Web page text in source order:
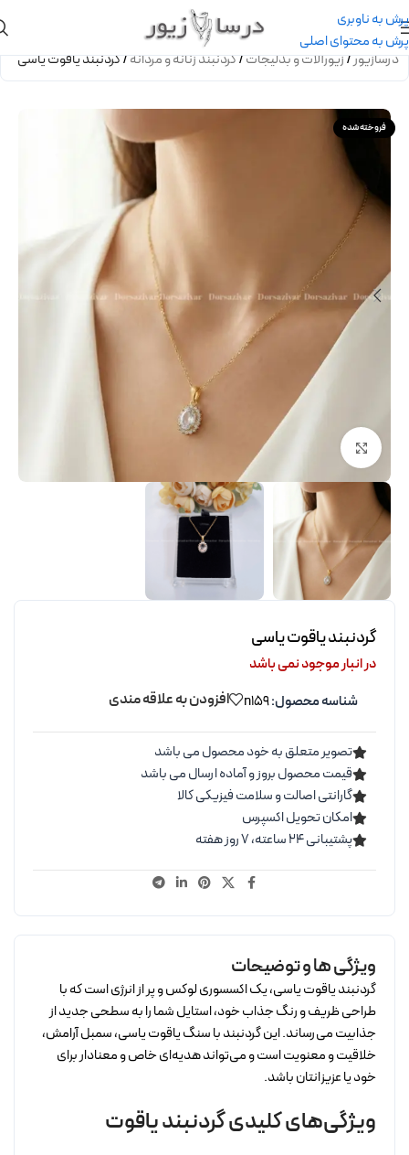
پرش به ناوبری
پرش به محتوای اصلی
درسازیور/زیورآلات و بدلیجات/گردنبند زنانه و مردانه/گردنبند یاقوت یاسی
فروخته شده
برای بزرگنمایی کلیک کنید
گردنبند یاقوت یاسی
در انبار موجود نمی باشد
شناسه محصول:n159 افزودن به علاقه مندی
تصویر متعلق به خود محصول می باشد
قیمت محصول بروز و آماده ارسال می باشد
گارانتی اصالت و سلامت فیزیکی کالا
امکان تحویل اکسپرس
پشتیبانی ۲۴ ساعته، ۷ روز هفته
ویژگی ها و توضیحات
گردنبند یاقوت یاسی، یک اکسسوری لوکس و پر از انرژی است که با
طراحی ظریف و رنگ جذاب خود، استایل شما را به سطحی جدید از
جذابیت می‌رساند. این گردنبند با سنگ یاقوت یاسی، سمبل آرامش،
خلاقیت و معنویت است و می‌تواند هدیه‌ای خاص و معنادار برای
خود یا عزیزانتان باشد.
ویژگی‌های کلیدی گردنبند یاقوت